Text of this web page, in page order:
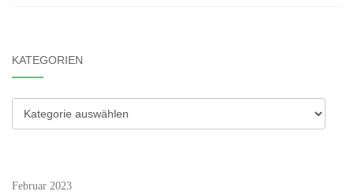
KATEGORIEN
Kategorien
Februar 2023